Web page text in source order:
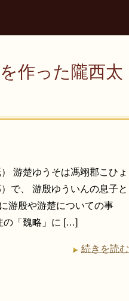
作った隴西太
游楚ゆうそは馮翊郡こひょ
で、 游殷ゆういんの息子と
游殷や游楚についての事
の「魏略」に […]
続きを読む